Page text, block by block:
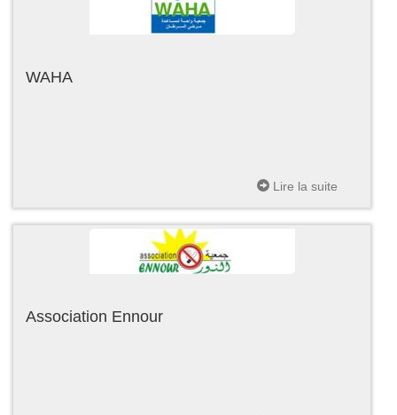
WAHA
Lire la suite
Association Ennour